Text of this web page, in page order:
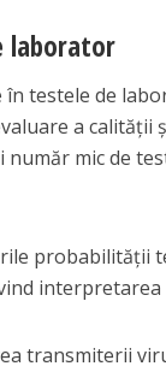
laborator
testele de
a calității
număr mic de
probabilității
transmiterii